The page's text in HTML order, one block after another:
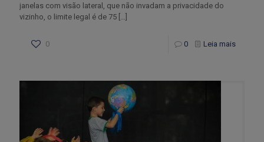
janelas com visão lateral, que não invadam a privacidade do
vizinho, o limite legal é de 75 […]
0 0 Leia mais